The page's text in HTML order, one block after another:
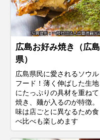
広島お好み焼き（広島
県）
広島県民に愛されるソウル
フード！薄く伸ばした生地
にたっぷりの具材を重ねて
焼き、麺が入るのが特徴。
味は店ごとに異なるため食
べ比べも楽しめます